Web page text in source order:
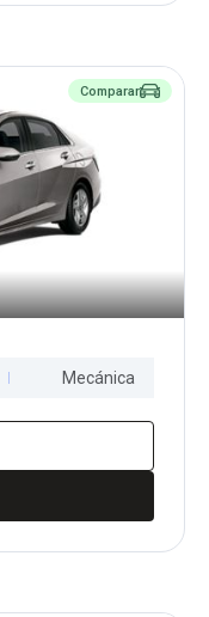
Comparar
Mecánica